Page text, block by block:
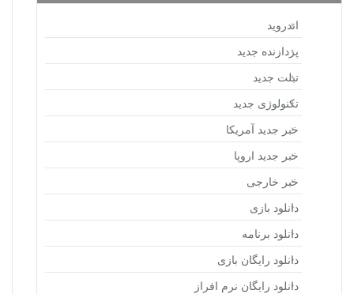
اندروید
پردازنده جدید
تبلت جدید
تکنولوژی جدید
خبر جدید آمریکا
خبر جدید اروپا
خبر خارجی
دانلود بازی
دانلود برنامه
دانلود رایگان بازی
دانلود رایگان نرم افراز